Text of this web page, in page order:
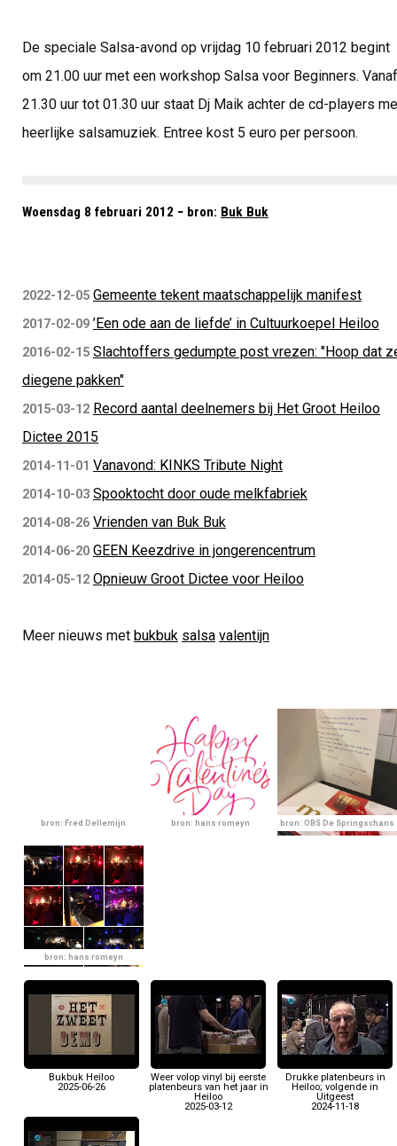
De speciale Salsa-avond op vrijdag 10 februari 2012 begint
om 21.00 uur met een workshop Salsa voor Beginners. Vanaf
21.30 uur tot 01.30 uur staat Dj Maik achter de cd-players
heerlijke salsamuziek. Entree kost 5 euro per persoon.
Woensdag 8 februari 2012 − bron: Buk Buk
2022-12-05 Gemeente tekent maatschappelijk manifest
2017-02-09 ’Een ode aan de liefde’ in Cultuurkoepel Heiloo
2016-02-15 Slachtoffers gedumpte post vrezen: "Hoop dat
diegene pakken"
2015-03-12 Record aantal deelnemers bij Het Groot Heiloo
Dictee 2015
2014-11-01 Vanavond: KINKS Tribute Night
2014-10-03 Spooktocht door oude melkfabriek
2014-08-26 Vrienden van Buk Buk
2014-06-20 GEEN Keezdrive in jongerencentrum
2014-05-12 Opnieuw Groot Dictee voor Heiloo
Meer nieuws met bukbuk salsa valentijn
bron: Fred Dellemijn bron: hans romeyn bron: OBS De Springschans
bron: hans romeyn
Bukbuk Heiloo
2025-06-26
Weer volop vinyl bij eerste
platenbeurs van het jaar in
Heiloo
2025-03-12
Drukke platenbeurs in
Heiloo; volgende in
Uitgeest
2024-11-18